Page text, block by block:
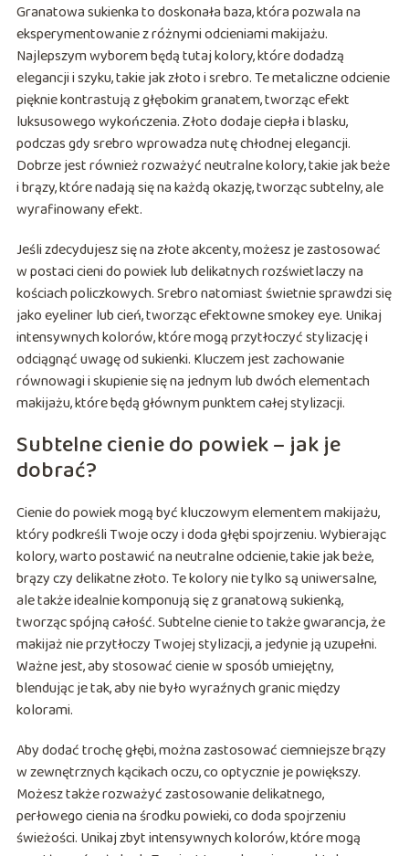
Granatowa sukienka to doskonała baza, która pozwala na
eksperymentowanie z różnymi odcieniami makijażu.
Najlepszym wyborem będą tutaj kolory, które dodadzą
elegancji i szyku, takie jak złoto i srebro. Te metaliczne odcienie
pięknie kontrastują z głębokim granatem, tworząc efekt
luksusowego wykończenia. Złoto dodaje ciepła i blasku,
podczas gdy srebro wprowadza nutę chłodnej elegancji.
Dobrze jest również rozważyć neutralne kolory, takie jak beże
i brązy, które nadają się na każdą okazję, tworząc subtelny, ale
wyrafinowany efekt.
Jeśli zdecydujesz się na złote akcenty, możesz je zastosować
w postaci cieni do powiek lub delikatnych rozświetlaczy na
kościach policzkowych. Srebro natomiast świetnie sprawdzi się
jako eyeliner lub cień, tworząc efektowne smokey eye. Unikaj
intensywnych kolorów, które mogą przytłoczyć stylizację i
odciągnąć uwagę od sukienki. Kluczem jest zachowanie
równowagi i skupienie się na jednym lub dwóch elementach
makijażu, które będą głównym punktem całej stylizacji.
Subtelne cienie do powiek – jak je
dobrać?
Cienie do powiek mogą być kluczowym elementem makijażu,
który podkreśli Twoje oczy i doda głębi spojrzeniu. Wybierając
kolory, warto postawić na neutralne odcienie, takie jak beże,
brązy czy delikatne złoto. Te kolory nie tylko są uniwersalne,
ale także idealnie komponują się z granatową sukienką,
tworząc spójną całość. Subtelne cienie to także gwarancja, że
makijaż nie przytłoczy Twojej stylizacji, a jedynie ją uzupełni.
Ważne jest, aby stosować cienie w sposób umiejętny,
blendując je tak, aby nie było wyraźnych granic między
kolorami.
Aby dodać trochę głębi, można zastosować ciemniejsze brązy
w zewnętrznych kącikach oczu, co optycznie je powiększy.
Możesz także rozważyć zastosowanie delikatnego,
perłowego cienia na środku powieki, co doda spojrzeniu
świeżości. Unikaj zbyt intensywnych kolorów, które mogą